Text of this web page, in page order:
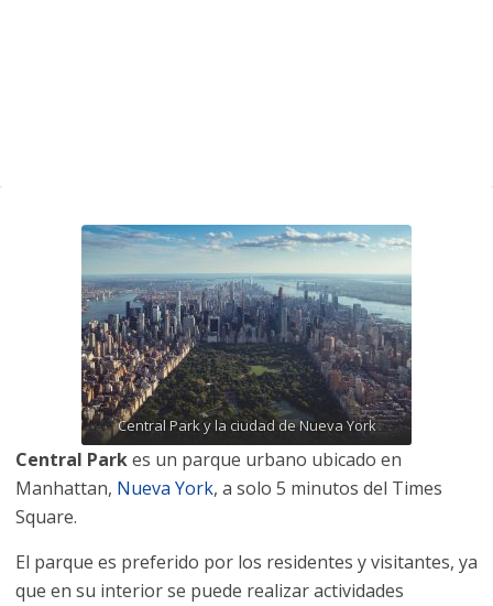
Central Park y la ciudad de Nueva York
Central Parkes un parque urbano ubicado en
Manhattan, Nueva York, a solo 5 minutos del Times
Square.
El parque es preferido por los residentes y visitantes, ya
que en su interior se puede realizar actividades